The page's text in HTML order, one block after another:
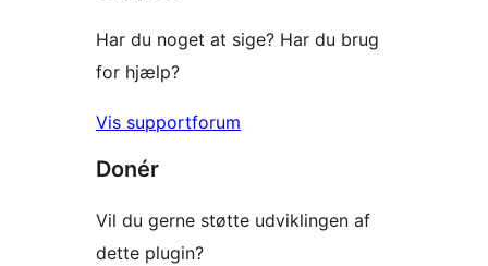
Har du noget at sige? Har du brug
for hjælp?
Vis supportforum
Donér
Vil du gerne støtte udviklingen af
dette plugin?